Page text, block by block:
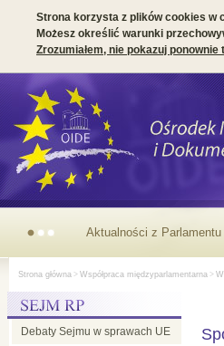
Strona korzysta z plików cookies w
Możesz określić warunki
Zrozumiałem, nie pokazuj ponownie
Aktualności z
Strona główna > Współpraca międzyparlamentarna >
Debaty Sejmu w sprawach UE